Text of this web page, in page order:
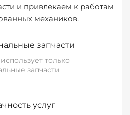
и привлекаем к работам
механиков.
запчасти
только
запчасти
услуг